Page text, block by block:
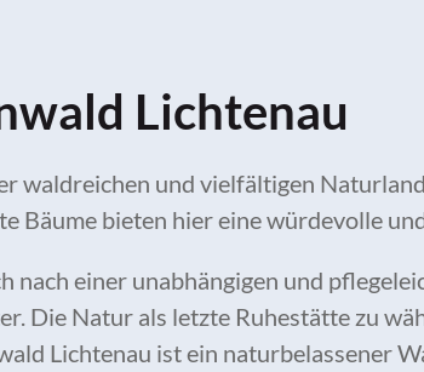
Lichtenau
waldreichen und vielfältigen
Bäume bieten hier eine würdevolle
nach einer unabhängigen und
Die Natur als letzte Ruhestätte zu
Lichtenau ist ein naturbelassener